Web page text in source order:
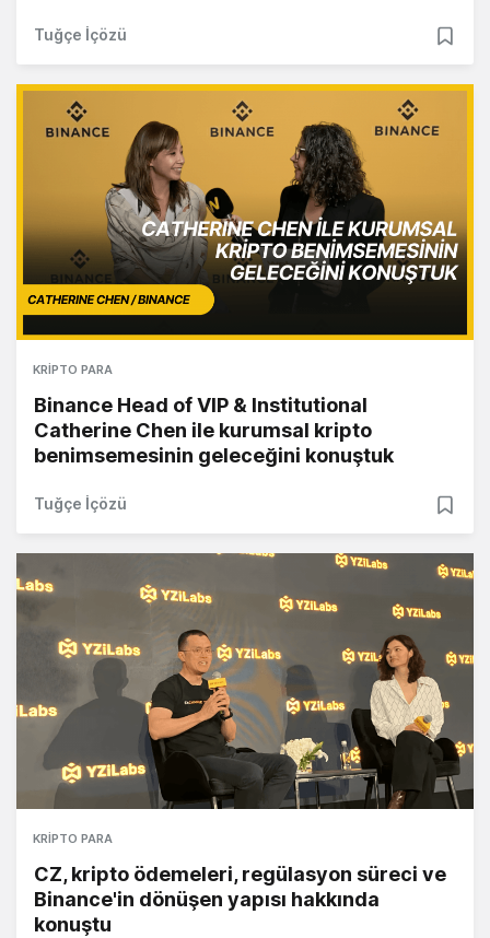
Tuğçe İçözü
KRIPTO PARA
Binance Head of VIP & Institutional
Catherine Chen ile kurumsal kripto
benimsemesinin geleceğini konuştuk
Tuğçe İçözü
KRIPTO PARA
CZ, kripto ödemeleri, regülasyon süreci ve
Binance'in dönüşen yapısı hakkında
konuştu